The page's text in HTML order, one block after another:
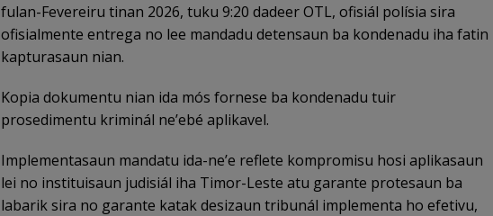
fulan-Fevereiru tinan 2026, tuku 9:20 dadeer OTL, ofisiál polísia sira
ofisialmente entrega no lee mandadu detensaun ba kondenadu iha fatin
kapturasaun nian.
Kopia dokumentu nian ida mós fornese ba kondenadu tuir
prosedimentu kriminál ne’ebé aplikavel.
Implementasaun mandatu ida-ne’e reflete kompromisu hosi aplikasaun
lei no instituisaun judisiál iha Timor-Leste atu garante protesaun ba
labarik sira no garante katak desizaun tribunál implementa ho efetivu,